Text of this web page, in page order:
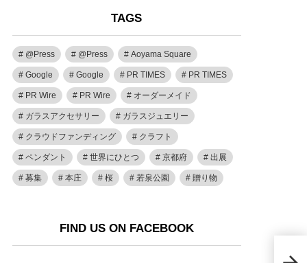
TAGS
@Press @Press Aoyama Square
Google Google PR TIMES PR TIMES
PR Wire PR Wire オーダーメイド
ガラスアクセサリー ガラスジュエリー
クラウドファンディング クラフト
ペンダント 世界にひとつ 京都府 出展
募集 本庄 桜 若泉公園 贈り物
FIND US ON FACEBOOK